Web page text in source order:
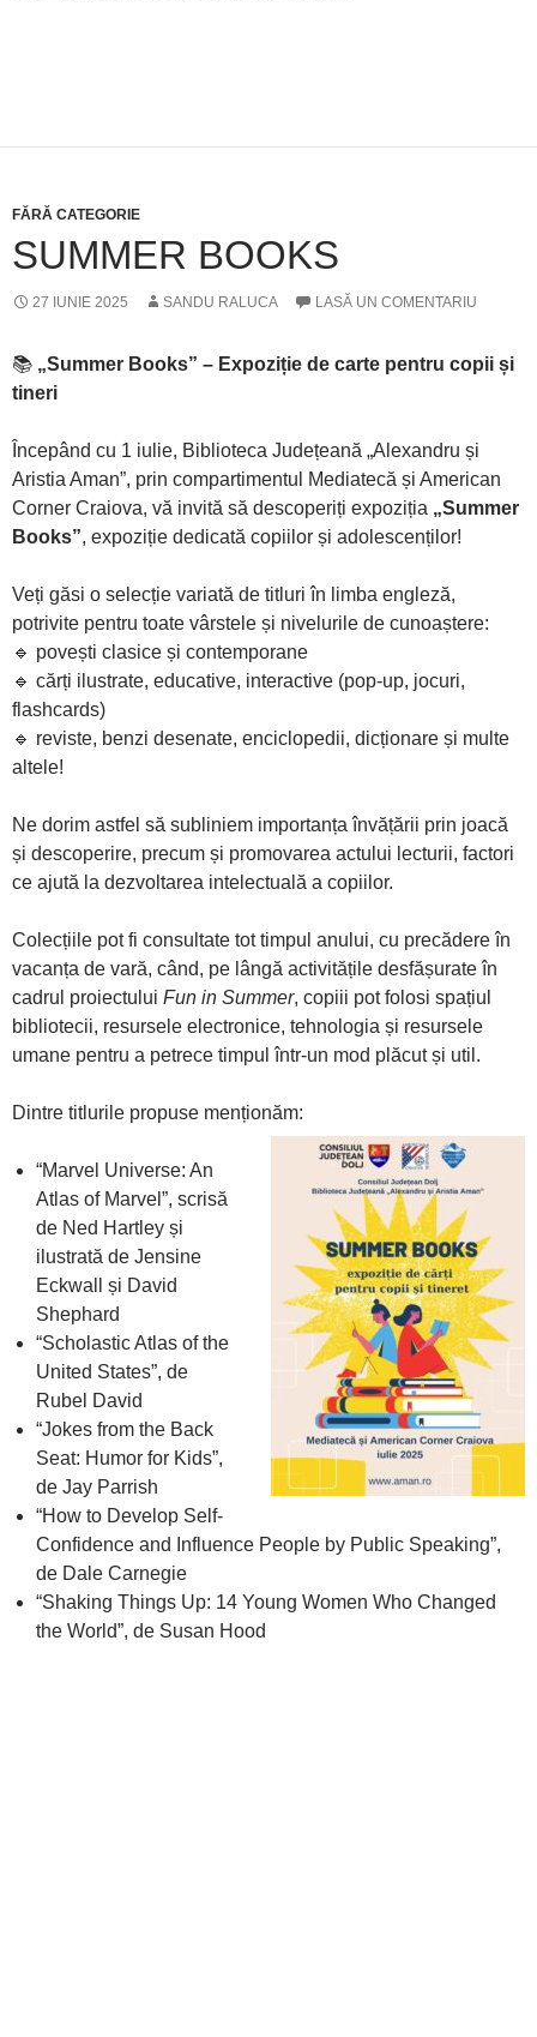
FĂRĂ CATEGORIE
SUMMER BOOKS
27 IUNIE 2025 SANDU RALUCA LASĂ UN COMENTARIU
📚 „Summer Books” – Expoziție de carte pentru copii și
tineri
Începând cu 1 iulie, Biblioteca Județeană „Alexandru și
Aristia Aman”, prin compartimentul Mediatecă și American
Corner Craiova, vă invită să descoperiți expoziția „Summer
Books”, expoziție dedicată copiilor și adolescenților!
Veți găsi o selecție variată de titluri în limba engleză,
potrivite pentru toate vârstele și nivelurile de cunoaștere:
🔹 povești clasice și contemporane
🔹 cărți ilustrate, educative, interactive (pop-up, jocuri,
flashcards)
🔹 reviste, benzi desenate, enciclopedii, dicționare și multe
altele!
Ne dorim astfel să subliniem importanța învățării prin joacă
și descoperire, precum și promovarea actului lecturii, factori
ce ajută la dezvoltarea intelectuală a copiilor.
Colecțiile pot fi consultate tot timpul anului, cu precădere în
vacanța de vară, când, pe lângă activitățile desfășurate în
cadrul proiectului Fun in Summer, copiii pot folosi spațiul
bibliotecii, resursele electronice, tehnologia și resursele
umane pentru a petrece timpul într-un mod plăcut și util.
Dintre titlurile propuse menționăm:
“Marvel Universe: An
Atlas of Marvel”, scrisă
de Ned Hartley și
ilustrată de Jensine
Eckwall și David
Shephard
“Scholastic Atlas of the
United States”, de
Rubel David
“Jokes from the Back
Seat: Humor for Kids”,
de Jay Parrish
“How to Develop Self-
Confidence and Influence People by Public Speaking”,
de Dale Carnegie
“Shaking Things Up: 14 Young Women Who Changed
the World”, de Susan Hood